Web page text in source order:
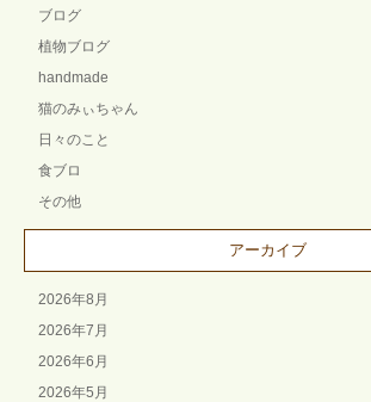
ブログ
植物ブログ
handmade
猫のみぃちゃん
日々のこと
食ブロ
その他
アーカイブ
2026年8月
2026年7月
2026年6月
2026年5月